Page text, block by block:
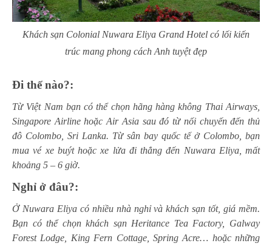
Khách sạn Colonial Nuwara Eliya Grand Hotel có lối kiến
trúc mang phong cách Anh tuyệt đẹp
Đi thế nào?:
Từ Việt Nam bạn có thể chọn hãng hàng không Thai Airways,
Singapore Airline hoặc Air Asia sau đó từ nối chuyến đến thủ
đô Colombo, Sri Lanka. Từ sân bay quốc tế ở Colombo, bạn
mua vé xe buýt hoặc xe lửa đi thẳng đến Nuwara Eliya, mất
khoảng 5 – 6 giờ.
Nghỉ ở đâu?:
Ở Nuwara Eliya có nhiều nhà nghỉ và khách sạn tốt, giá mềm.
Bạn có thể chọn khách sạn Heritance Tea Factory, Galway
Forest Lodge, King Fern Cottage, Spring Acre… hoặc những